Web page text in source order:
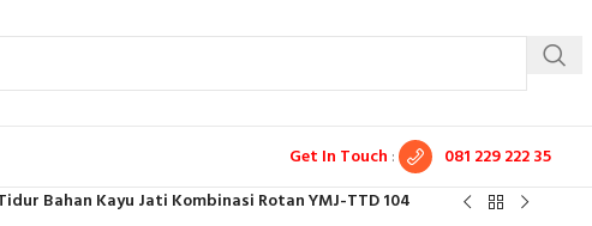
Get In Touch : 081 229 222 35
Bahan Kayu Jati Kombinasi Rotan YMJ-TTD 104